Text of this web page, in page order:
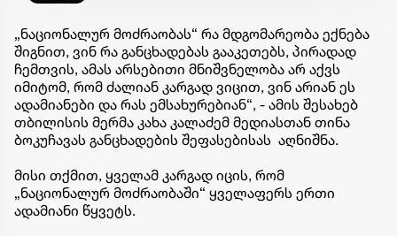
„ნაციონალურ მოძრაობას“ რა მდგომარეობა ექნება
შიგნით, ვინ რა განცხადებას გააკეთებს, პირადად
ჩემთვის, ამას არსებითი მნიშვნელობა არ აქვს
იმიტომ, რომ ძალიან კარგად ვიცით, ვინ არიან ეს
ადამიანები და რას ემსახურებიან“, - ამის შესახებ
თბილისის მერმა კახა კალაძემ მედიასთან თინა
ბოკუჩავას განცხადების შეფასებისას აღნიშნა.
მისი თქმით, ყველამ კარგად იცის, რომ
„ნაციონალურ მოძრაობაში“ ყველაფერს ერთი
ადამიანი წყვეტს.